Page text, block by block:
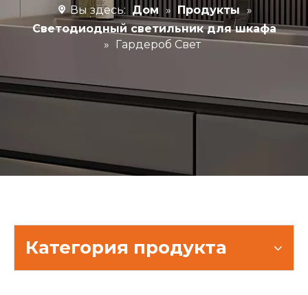
Вы здесь: Дом » Продукты »
Светодиодный светильник для шкафа
» Гардероб Свет
Категория продукта